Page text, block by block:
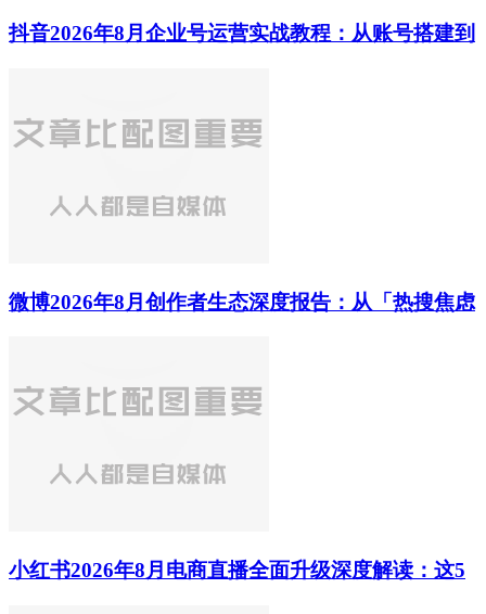
抖音2026年8月企业号运营实战教程：从账号搭建到
微博2026年8月创作者生态深度报告：从「热搜焦虑
小红书2026年8月电商直播全面升级深度解读：这5